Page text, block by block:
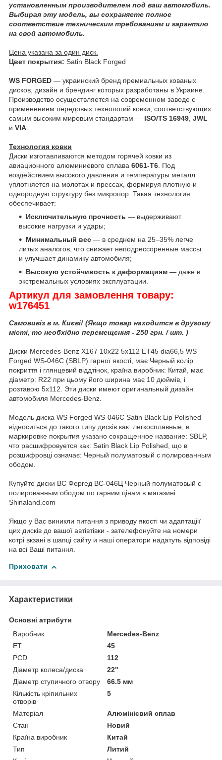
установленным производителем под ваш автомобиль.
Выбирая эту модель, вы сохраняете полное
соответствие техническим требованиям и гарантию
на свой автомобиль.
Цена указана за один диск.
Цвет покрытия: Satin Black Forged
WS FORGED — украинский бренд премиальных кованых
дисков, дизайн и брендинг которых разработаны в Украине.
Производство осуществляется на современном заводе с
применением передовых технологий ковки, соответствующих
самым высоким мировым стандартам — ISO/TS 16949 JWL
и VIA
Технология ковки
Диски изготавливаются методом горячей ковки из
авиационного алюминиевого сплава 6061-T6 . Под
воздействием высокого давления и температуры металл
уплотняется на молотах и прессах, формируя плотную и
однородную структуру без микропор. Такая технология
обеспечивает:
Исключительную прочность — выдерживают
высокие нагрузки и удары;
Минимальный вес — в среднем на 25–35% легче
литых аналогов, что снижает неподрессоренные массы
и улучшает динамику автомобиля;
Высокую устойчивость к деформациям — даже в
экстремальных условиях эксплуатации.
Артикул для замовлення товару:
w176451
Самовивіз в м. Києві! (Якщо товар находится в другому
місті, то необхідно перемещєння - 250 грн. / шт. )
Диски Mercedes-Benz X167 10x22 5x112 ET45 dia66,5 WS
Forged WS-046C (SBLP) гарної якості, має Черный колір
покриття і глянцевий віддтінок, країна виробник: Китай, має
діаметр: R22 при цьому його ширина має 10 дюймів, і
розтавою 5x112. Эти диски имеют оригинальный дизайн
автомобиля Mercedes-Benz.
Модель диска WS Forged WS-046C Satin Black Lip Polished
відноситься до такого типу дисків как: легкосплавные, в
маркировке покрытия указано сокращенное название: SBLP,
что расшифровуется как: Satin Black Lip Polished, що в
розшифровці означає: Черный полуматовый с полированным
ободом.
Купуйте диски ВС Форгед ВС-046Ц Черный полуматовый с
полированным ободом по гарним цінам в магазині
Shinaland.com
Якщо у Вас виникли питання з приводу якості чи адаптаціії
цих дисків до вашої автівтівки - зателефонуйте на номери
котрі вкзані в шапці сайту и наші оператори надатуть відповіді
на всі Ваші питання.
Приховати
Характеристики
Основні атрибути
Виробник
Mercedes-Benz
ET
45
PCD
112
Діаметр колеса/диска
22"
Діаметр ступичного отвору
66.5 мм
Кількість кріпильних
отворів
5
Матеріал
Алюмінієвий сплав
Стан
Новий
Країна виробник
Китай
Тип
Литий